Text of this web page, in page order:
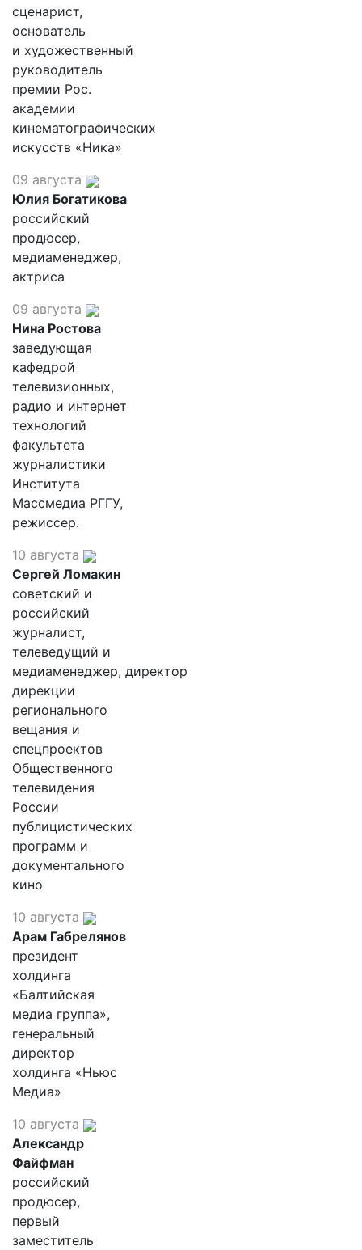
сценарист,
основатель
и художественный
руководитель
премии Рос.
академии
кинематографических
искусств «Ника»
09 августа
Юлия Богатикова
российский
продюсер,
медиаменеджер,
актриса
09 августа
Нина Ростова
заведующая
кафедрой
телевизионных,
радио и интернет
технологий
факультета
журналистики
Института
Массмедиа РГГУ,
режиссер.
10 августа
Сергей Ломакин
советский и
российский
журналист,
телеведущий и
медиаменеджер, директор
дирекции
регионального
вещания и
спецпроектов
Общественного
телевидения
России
публицистических
программ и
документального
кино
10 августа
Арам Габрелянов
президент
холдинга
«Балтийская
медиа группа»,
генеральный
директор
холдинга «Ньюс
Медиа»
10 августа
Александр
Файфман
российский
продюсер,
первый
заместитель